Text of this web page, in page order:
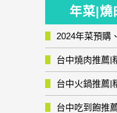
年菜|燒
台中燒肉推薦|